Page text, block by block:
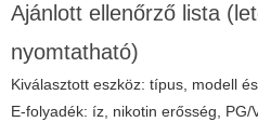
Ajánlott ellenőrző lista
nyomtatható)
Kiválasztott eszköz: típus, modell
E-folyadék: íz, nikotin erősség, PG/